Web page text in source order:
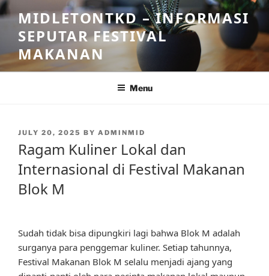
Skip
to
content
MIDLETONTKD – INFORMASI
SEPUTAR FESTIVAL
MAKANAN
Menu
POSTED
JULY 20, 2025 BY ADMINMID
Ragam Kuliner Lokal dan
Internasional di Festival Makanan
Blok M
Sudah tidak bisa dipungkiri lagi bahwa Blok M adalah
surganya para penggemar kuliner. Setiap tahunnya,
Festival Makanan Blok M selalu menjadi ajang yang